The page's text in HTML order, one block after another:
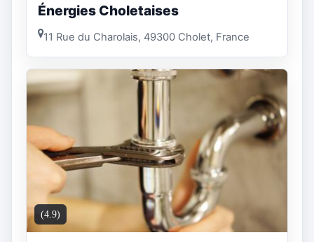
Énergies Choletaises
11 Rue du Charolais, 49300 Cholet, France
(4.9)